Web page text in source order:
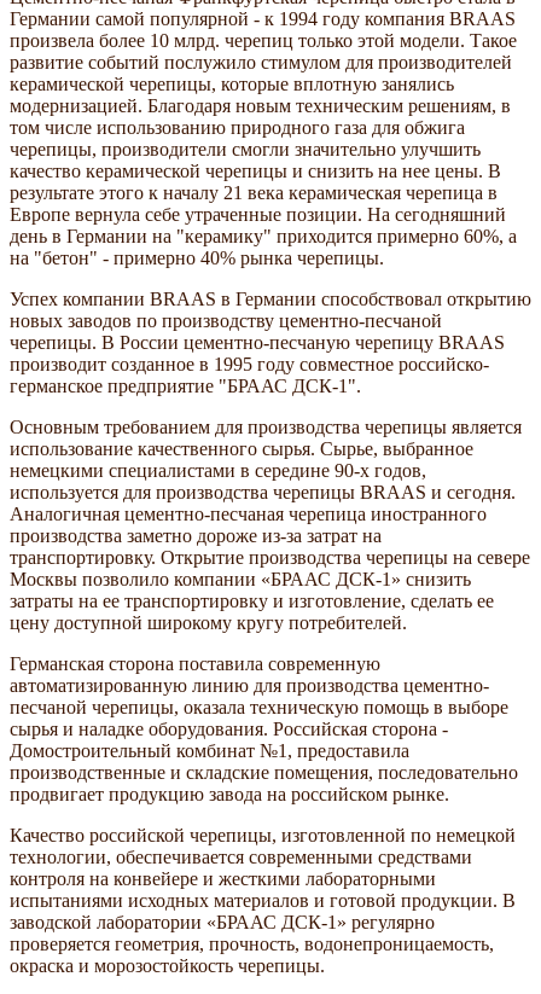
Германии самой популярной - к 1994 году компания BRAAS
произвела более 10 млрд. черепиц только этой модели. Такое
развитие событий послужило стимулом для производителей
керамической черепицы, которые вплотную занялись
модернизацией. Благодаря новым техническим решениям, в
том числе использованию природного газа для обжига
черепицы, производители смогли значительно улучшить
качество керамической черепицы и снизить на нее цены. В
результате этого к началу 21 века керамическая черепица в
Европе вернула себе утраченные позиции. На сегодняшний
день в Германии на "керамику" приходится примерно 60%, а
на "бетон" - примерно 40% рынка черепицы.
Успех компании BRAAS в Германии способствовал открытию
новых заводов по производству цементно-песчаной
черепицы. В России цементно-песчаную черепицу BRAAS
производит созданное в 1995 году совместное российско-
германское предприятие "БРААС ДСК-1".
Основным требованием для производства черепицы является
использование качественного сырья. Сырье, выбранное
немецкими специалистами в середине 90-х годов,
используется для производства черепицы BRAAS и сегодня.
Аналогичная цементно-песчаная черепица иностранного
производства заметно дороже из-за затрат на
транспортировку. Открытие производства черепицы на севере
Москвы позволило компании «БРААС ДСК-1» снизить
затраты на ее транспортировку и изготовление, сделать ее
цену доступной широкому кругу потребителей.
Германская сторона поставила современную
автоматизированную линию для производства цементно-
песчаной черепицы, оказала техническую помощь в выборе
сырья и наладке оборудования. Российская сторона -
Домостроительный комбинат №1, предоставила
производственные и складские помещения, последовательно
продвигает продукцию завода на российском рынке.
Качество российской черепицы, изготовленной по немецкой
технологии, обеспечивается современными средствами
контроля на конвейере и жесткими лабораторными
испытаниями исходных материалов и готовой продукции. В
заводской лаборатории «БРААС ДСК-1» регулярно
проверяется геометрия, прочность, водонепроницаемость,
окраска и морозостойкость черепицы.